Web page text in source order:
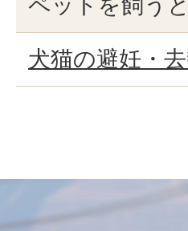
ペットを飼う
犬猫の避妊・